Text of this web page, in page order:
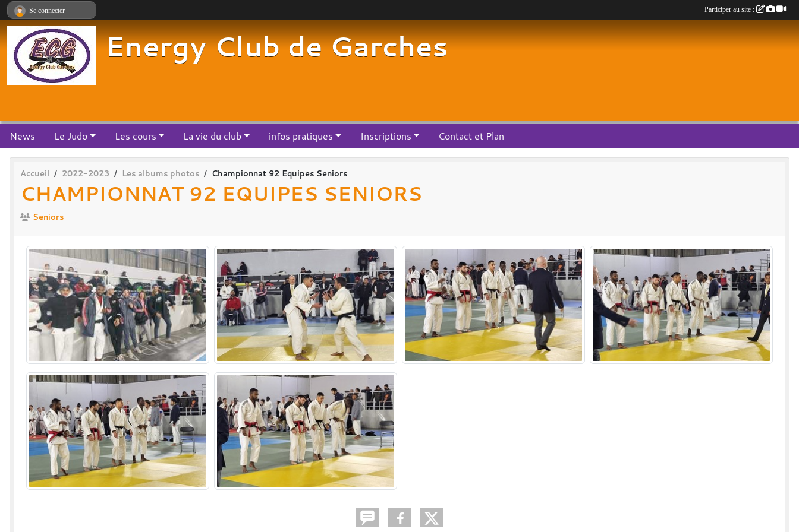
Energy Club de Garches
News Le Judo Les cours La vie du club infos pratiques Inscriptions Contact et Plan
Accueil 2022-2023 Les albums photos Championnat 92 Equipes Seniors
CHAMPIONNAT 92 EQUIPES SENIORS
Seniors
Se connecter Participer au site :
Panneau de gestion des cookies